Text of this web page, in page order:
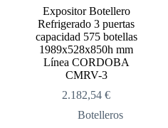
Expositor Botellero
Refrigerado 3 puertas
capacidad 575 botellas
1989x528x850h mm
Línea CORDOBA
CMRV-3
2.182,54€
Botelleros